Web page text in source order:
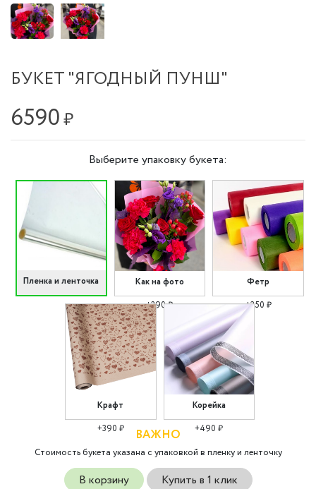
БУКЕТ "ЯГОДНЫЙ ПУНШ"
6590₽
Выберите упаковку букета:
Пленка и ленточка
Как на фото
+290 ₽
Фетр
+350 ₽
Крафт
+390 ₽
Корейка
+490 ₽
ВАЖНО
Стоимость букета указана с упаковкой в пленку и ленточку
В корзину Купить в 1 клик